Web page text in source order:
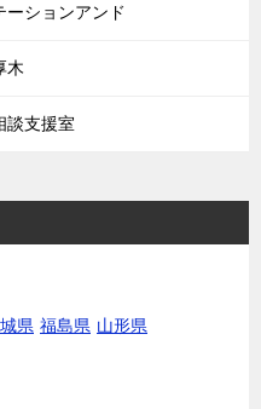
ーションアンド
木
談支援室
県 福島県 山形県